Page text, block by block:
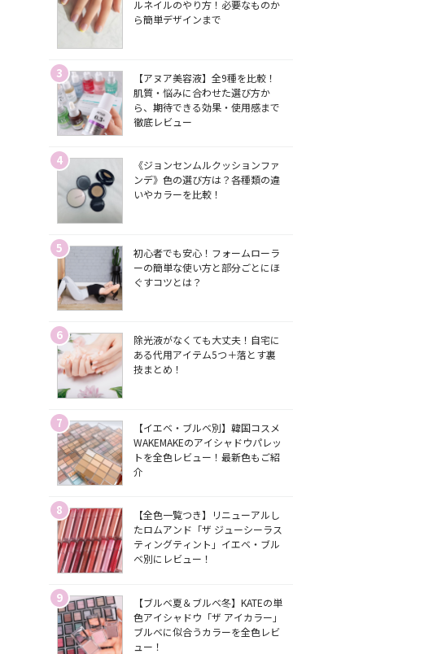
ルネイルのやり方！必要なものか
ら簡単デザインまで
3
【アヌア美容液】全9種を比較！
肌質・悩みに合わせた選び方か
ら、期待できる効果・使用感まで
徹底レビュー
4
《ジョンセンムルクッションファ
ンデ》色の選び方は？各種類の違
いやカラーを比較！
5
初心者でも安心！フォームローラ
ーの簡単な使い方と部分ごとにほ
ぐすコツとは？
6
除光液がなくても大丈夫！自宅に
ある代用アイテム5つ＋落とす裏
技まとめ！
7
【イエベ・ブルベ別】韓国コスメ
WAKEMAKEのアイシャドウパレッ
トを全色レビュー！最新色もご紹
介
8
【全色一覧つき】リニューアルし
たロムアンド「ザ ジューシーラス
ティングティント」イエベ・ブル
ベ別にレビュー！
9
【ブルベ夏＆ブルベ冬】KATEの単
色アイシャドウ「ザ アイカラー」
ブルベに似合うカラーを全色レビ
ュー！